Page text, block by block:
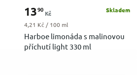
Harboe limonáda s malinovou
příchutí light 330 ml
Skladem
1390
Kč
Měrná cena:
4,21 Kč / 100 ml